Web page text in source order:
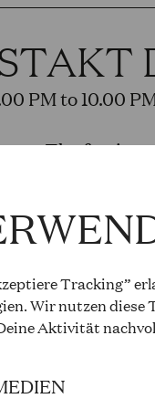
Tracking”
Wir nutzen diese
Aktivität
PM to 10.00
up: The festive
PM to 8.15 PM,